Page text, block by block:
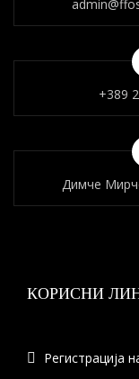
+389
Димче
КОРИСНИ
Регистрација